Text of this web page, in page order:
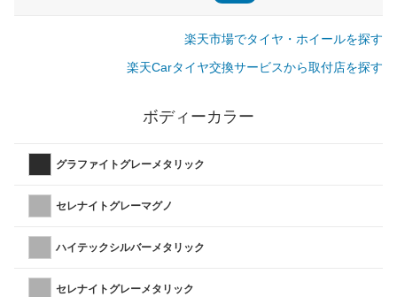
楽天市場でタイヤ・ホイールを探す
楽天Carタイヤ交換サービスから取付店を探す
ボディーカラー
グラファイトグレーメタリック
セレナイトグレーマグノ
ハイテックシルバーメタリック
セレナイトグレーメタリック